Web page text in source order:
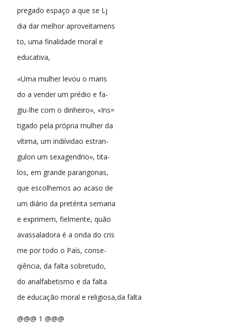
pregado espaço a que se Lj
dia dar melhor aproveitamens
to, uma finalidade moral e
educativa,
«Uma mulher levou o maris
do a vender um prédio e fa-
giu-lhe com o dinheiro», «Ins=
tigado pela própria mulher da
vítima, um indiívidao estran-
gulon um sexagendrio», tita-
los, em grande parangonas,
que escolhemos ao acaso de
um diário da pretérita semana
e exprimem, fielmente, quão
avassaladora é a onda do cris
me por todo o País, conse-
qiência, da falta sobretudo,
do analfabetismo e da falta
de educação moral e religiosa,da falta
@@@ 1 @@@